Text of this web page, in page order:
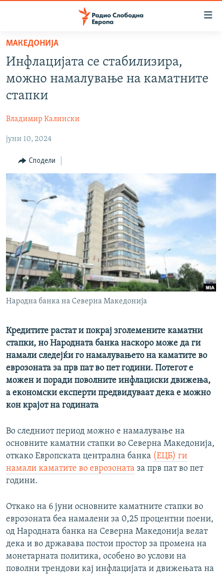
Оди
содржината
Оди
главната
навигација
на
МАКЕДОНИЈА
СВЕТ
ШТО ТРЕБА ДА ЗНАЕТЕ
ПРИЈАВИ СЕ ЗА ЊУЗЛЕТЕР
ПОДКАСТ ЗОШТО?
СЛЕДЕТЕ НЕ
РСЕ веб страници
МАКЕДОНИЈА
Инфлацијата се стабилизира,
можно намалување на каматните
стапки
Владимир Калински
јуни 10, 2024
Сподели
Народна банка на Северна Македонија
Кредитите растат и покрај зголемените каматни
стапки, но Народната банка наскоро може да ги
намали следејќи го намалувањето на каматите во
еврозоната за прв пат во пет години. Потегот е
можен и поради поволните инфлациски движења,
а економски експерти предвидуваат дека е можно
кон крајот на годината
Во следниот период можно е намалување на
основните каматни стапки во Северна Македонија,
откако Европската централна банка (ЕЦБ) ги
намали каматите во еврозоната за прв пат во пет
години.
Откако на 6 јуни основните каматните стапки во
еврозоната беа намалени за 0,25 процентни поени,
од Народната банка на Северна Македонија велат
дека и во државава постои простор за промена на
монетарната политика, особено во услови на
поволни трендови кај инфлацијата и движењата на